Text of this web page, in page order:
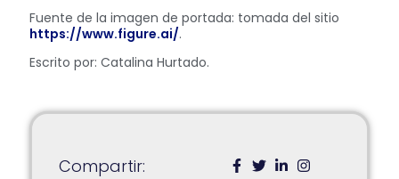
Fuente de la imagen de portada: tomada del sitio
https://www.figure.ai/.
Escrito por: Catalina Hurtado.
Compartir: